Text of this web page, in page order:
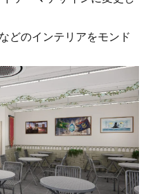
どのインテリアをモンド